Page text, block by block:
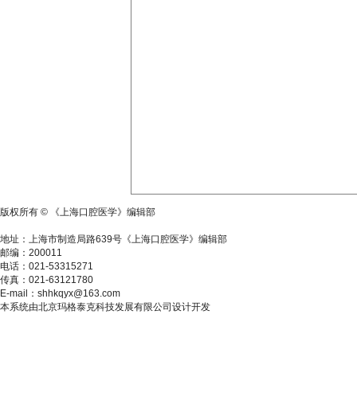
版权所有 © 《上海口腔医学》编辑部
地址：上海市制造局路639号《上海口腔医学》编辑部
邮编：200011
电话：021-53315271
传真：021-63121780
E-mail：shhkqyx@163.com
本系统由北京玛格泰克科技发展有限公司设计开发